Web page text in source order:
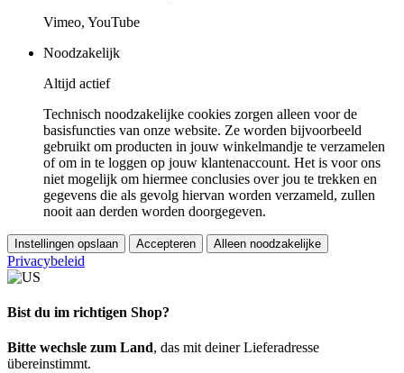
Vimeo, YouTube
Noodzakelijk
Altijd actief
Technisch noodzakelijke cookies zorgen alleen voor de
basisfuncties van onze website. Ze worden bijvoorbeeld
gebruikt om producten in jouw winkelmandje te verzamelen
of om in te loggen op jouw klantenaccount. Het is voor ons
niet mogelijk om hiermee conclusies over jou te trekken en
gegevens die als gevolg hiervan worden verzameld, zullen
nooit aan derden worden doorgegeven.
Instellingen opslaan Accepteren Alleen noodzakelijke
Privacybeleid
Bist du im richtigen Shop?
Bitte wechsle zum Land, das mit deiner Lieferadresse
übereinstimmt.